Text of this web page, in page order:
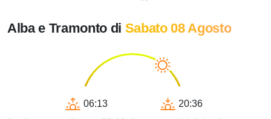
Alba e Tramonto di Sabato 08 Agosto
06:13
20:36